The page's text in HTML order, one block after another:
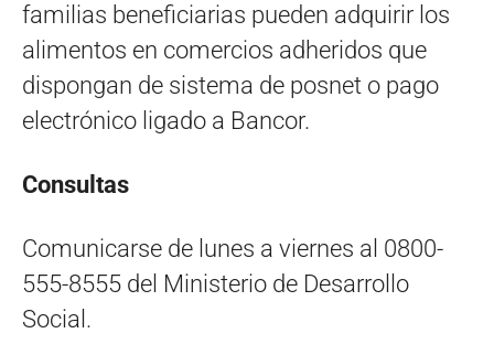
familias beneficiarias pueden adquirir los
alimentos en comercios adheridos que
dispongan de sistema de posnet o pago
electrónico ligado a Bancor.
Consultas
Comunicarse de lunes a viernes al 0800-
555-8555 del Ministerio de Desarrollo
Social.